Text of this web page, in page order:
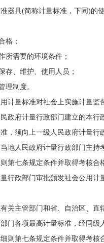
具(简称计量标准，下同)的使
；
需要的环境条件；
、维护、使用人员；
制度。
量标准对社会上实施计量监
政府计量行政部门建立的本行
，须向上一级人民政府计量行
地人民政府计量行政部门主持
七条规定条件并取得考核合
行政部门审批颁发社会公用计
主管部门和省、自治区、直
门各项最高计量标准，经同级
则第七条规定条件并取得考核